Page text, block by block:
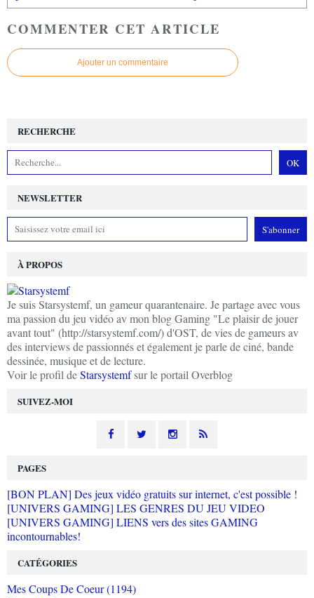
COMMENTER CET ARTICLE
Ajouter un commentaire
NEWSLETTER
SUIVEZ-MOI
RECHERCHE
À PROPOS
Je suis Starsystemf, un gameur quarantenaire. Je partage avec vous
ma passion du jeu vidéo av mon blog Gaming "Le plaisir de jouer
avant tout" (http://starsystemf.com/) d'OST, de vies de gameurs av
des interviews de passionnés et également je parle de ciné, bande
dessinée, musique et de lecture.
Voir le profil deStarsystemfsur le portail Overblog
PAGES
[BON PLAN] Des jeux vidéo gratuits sur internet, c'est possible !
[UNIVERS GAMING] LES GENRES DU JEU VIDEO
[UNIVERS GAMING] LIENS vers des sites GAMING
incontournables!
CATÉGORIES
Mes Coups De Coeur (1194)